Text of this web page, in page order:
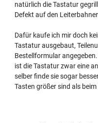
natürlich die Tastatur
Defekt auf den
Dafür kaufe ich mir doch
Tastatur ausgebaut,
Bestellformular
ist die Tastatur zwar eine
selber finde sie sogar
Tasten größer sind als beim